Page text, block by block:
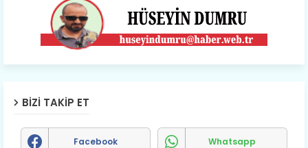
BIZI TAKIP ET
Facebook Whatsapp